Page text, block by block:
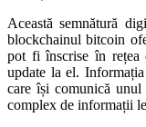
Această semnătură
blockchainul bitcoin
pot fi înscrise în rețea
update la el.
care își comunică unul
complex de informații